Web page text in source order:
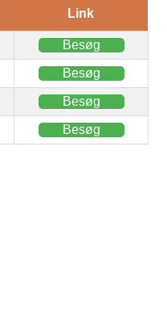
Link
Besøg
Besøg
Besøg
Besøg